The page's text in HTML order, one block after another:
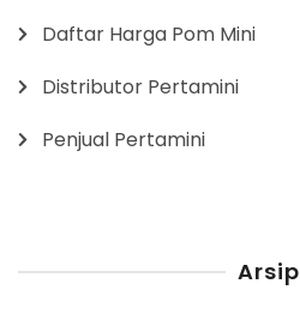
Daftar Harga Pom Mini
Distributor Pertamini
Penjual Pertamini
Arsip